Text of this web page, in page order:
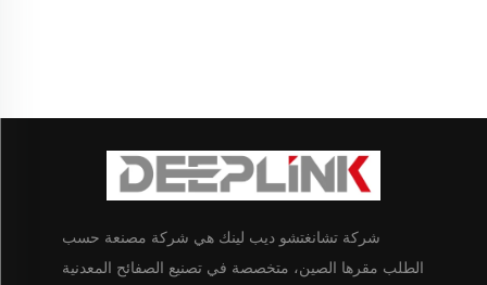
شركة تشانغتشو ديب لينك هي شركة مصنعة حسب
الطلب مقرها الصين، متخصصة في تصنيع الصفائح المعدنية